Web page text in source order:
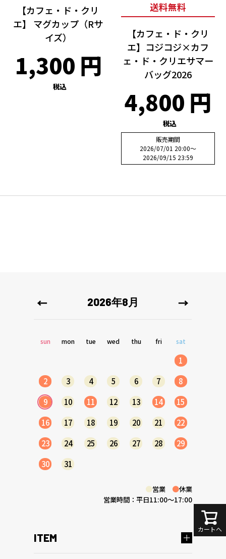
【カフェ・ド・クリ
エ】 マグカップ（Rサ
イズ）
1,300
税込
送料無料
【カフェ・ド・クリ
エ】コジコジ×カフ
ェ・ド・クリエサマー
バッグ2026
4,800
税込
販売期間
2026/07/01 20:00〜
2026/09/15 23:59
カートへ
ITEM
2026年8月
sun mon tue wed thu fri sat
1
2
3 4 5 6 7
8
9
10 11 12 13 14
15
16
17 18 19 20 21
22
23
24 25 26 27 28
29
30
31
●営業 ●休業
営業時間：平日11:00～17:00